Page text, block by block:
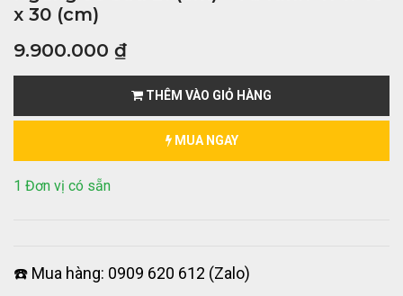
x 30 (cm)
9.900.000 ₫
THÊM VÀO GIỎ HÀNG
MUA NGAY
1 Đơn vị có sẵn
☎️ Mua hàng: 0909 620 612 (Zalo)